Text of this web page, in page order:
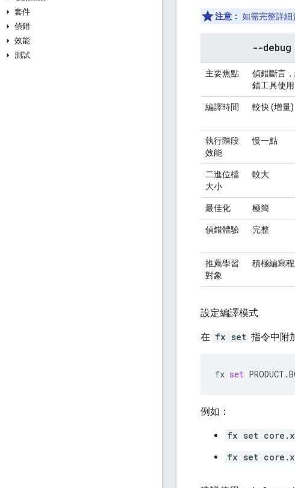
套件
偵錯
效能
測試
注意： 如需完整詳細
--debug
主要焦點
偵錯斷言
錯工具使用
編譯時間 較快 (增量)
執行階段
效能
慢一點
二進位檔
大小
較大
最佳化 極簡
偵錯體驗 完整
推薦學習
對象
積極編寫
設定編譯模式
在 fx set 指令中附
fx set
例如：
fx set
fx set